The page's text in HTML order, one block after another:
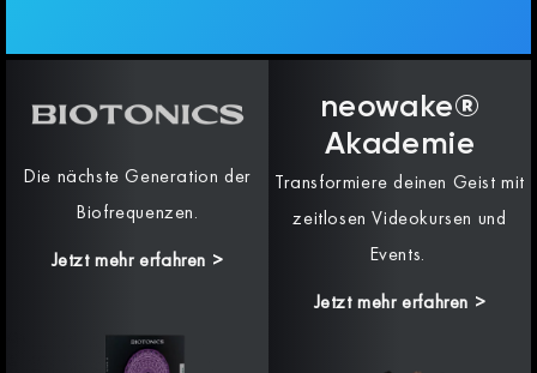
Die nächste Generation der
Biofrequenzen.
Jetzt mehr erfahren >
neowake®
Akademie
Transformiere deinen Geist mit
zeitlosen Videokursen und
Events.
Jetzt mehr erfahren >